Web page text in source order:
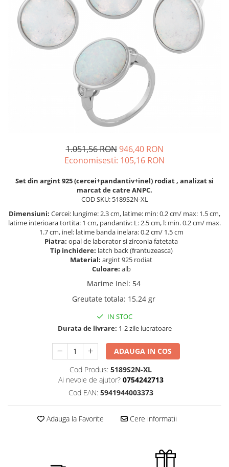
INELE
PIERCING
SETURI BIJUTERII
BRATARI PENTRU PICIOR
INELE
BUTONI
BRATARA TIP ROZARIU
LANTURI TIP ROZARIU
1.051,56 RON 946,40 RON
Economisesti: 105,16 RON
Set din argint 925 (cercei+pandantiv+inel) rodiat , analizat si
marcat de catre ANPC.
COD SKU: 5189S2N-XL
Dimensiuni: Cercei: lungime: 2.3 cm, latime: min: 0.2 cm/ max: 1.5 cm,
latime interioara tortita: 1 cm, pandantiv: L: 2.5 cm, l: min. 0.2 cm/ max.
1.7 cm, inel: latime banda inelara: 0.2 cm/ 1.5 cm
Piatra: opal de laborator si zirconia fatetata
Tip inchidere: latch back (frantuzeasca)
Material: argint 925 rodiat
Culoare: alb
Marime Inel: 54
Greutate totala: 15.24 gr
IN STOC
Durata de livrare: 1-2 zile lucratoare
ADAUGA IN COS
Cod Produs: 5189S2N-XL
Ai nevoie de ajutor? 0754242713
Cod EAN: 5941944003373
Adauga la Favorite Cere informatii